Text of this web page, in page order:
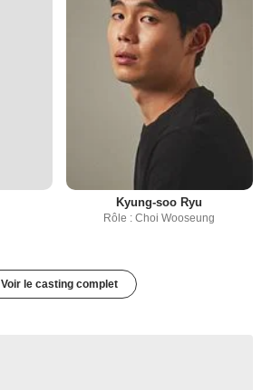
Kyung-soo Ryu
Rôle : Choi Wooseung
Voir le casting complet